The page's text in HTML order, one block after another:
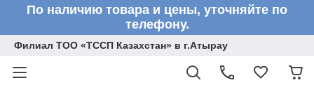
По наличию товара и цены, уточняйте по
телефону.
Филиал ТОО «ТССП Казахстан» в г.Атырау